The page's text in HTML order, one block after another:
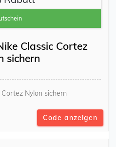
Classic Cortez
sichern
Nylon sichern
Code anzeigen